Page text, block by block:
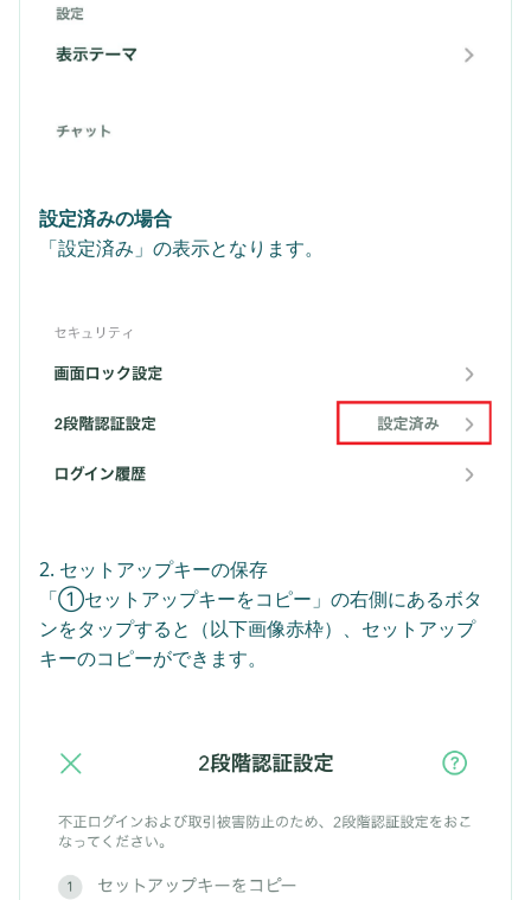
設定済みの場合
「設定済み」の表示となります。
2. セットアップキーの保存
「①セットアップキーをコピー」の右側にあるボタ
ンをタップすると（以下画像赤枠）、セットアップ
キーのコピーができます。